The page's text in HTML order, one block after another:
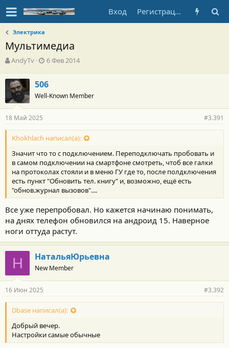
Вход Регистрация
Электрика
Мультимедиа
А
т
о
р
т
е
м
ы
AndyTv
Д
а
н
а
л
а
6 Фев 2014
506
Well-Known Member
18 Май 2025 #3.391
Khokhlach написал(а):
Значит что то с подключением. Переподключать пробовать и
в самом подключении на смартфоне смотреть, чтоб все галки
на протоколах стояли и в меню ГУ где то, после полдключения
есть пункт "Обновить тел. книгу" и, возможно, ещё есть
"обнов.журнал вызовов"....
Все уже перепробовал. Но кажется начинаю понимать,
на днях телефон обновился на андроид 15. Наверное
ноги оттуда растут.
Н НатальяЮрьевна
New Member
16 Июн 2025 #3.392
Dbase написал(а):
Добрый вечер.
Настройки самые обычные